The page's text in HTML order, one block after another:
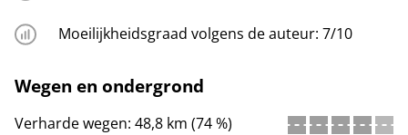
Moeilijkheidsgraad volgens de auteur: 7/10
Wegen en ondergrond
Verharde wegen: 48,8 km (74 %)